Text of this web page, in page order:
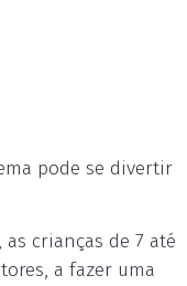
pode se divertir
as crianças de 7 até
a fazer uma